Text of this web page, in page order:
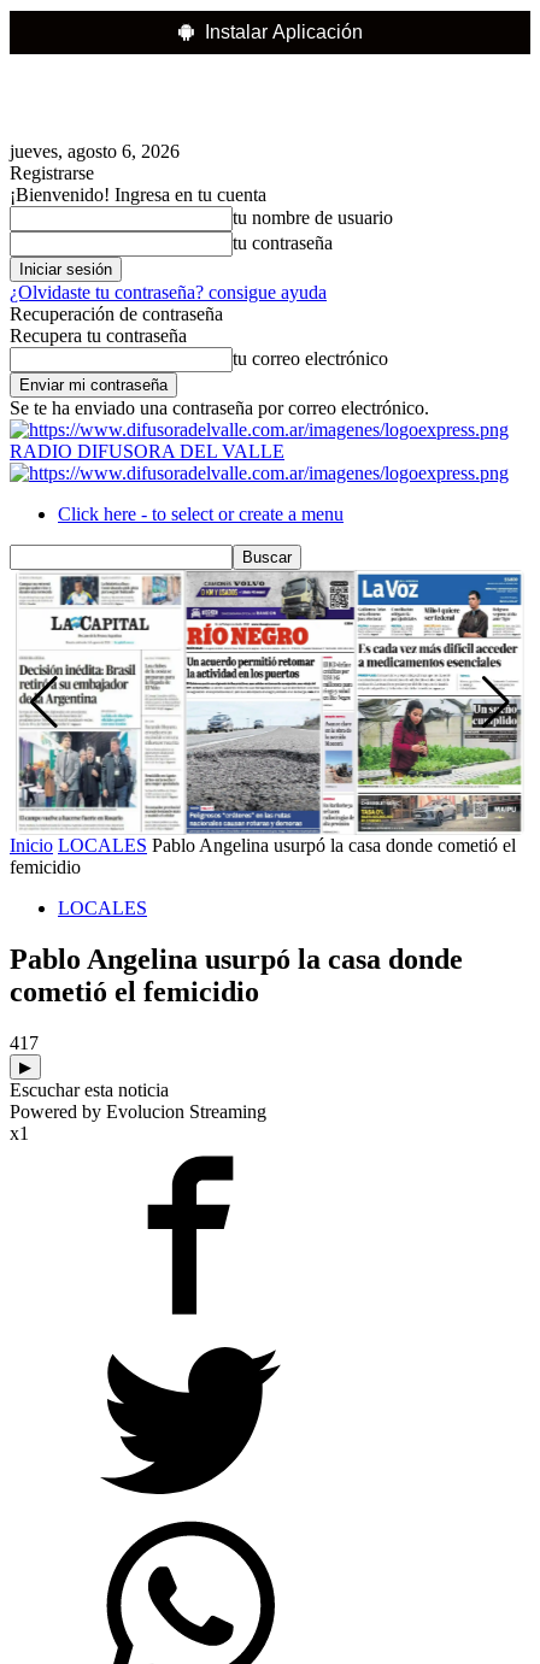
Instalar Aplicación
jueves, agosto 6, 2026
Registrarse
¡Bienvenido! Ingresa en tu cuenta
tu nombre de usuario
tu contraseña
¿Olvidaste tu contraseña? consigue ayuda
Recuperación de contraseña
Recupera tu contraseña
tu correo electrónico
Se te ha enviado una contraseña por correo electrónico.
RADIO DIFUSORA DEL VALLE
Click here - to select or create a menu
Inicio LOCALES Pablo Angelina usurpó la casa donde cometió el
femicidio
LOCALES
Pablo Angelina usurpó la casa donde
cometió el femicidio
417
▶
Escuchar esta noticia
Powered by Evolucion Streaming
x1